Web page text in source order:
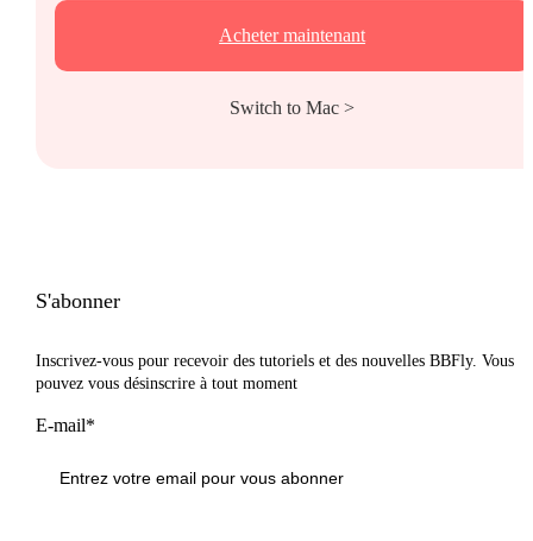
Acheter maintenant
Switch to Mac >
S'abonner
Inscrivez-vous pour recevoir des tutoriels et des nouvelles BBFly. Vous
pouvez vous désinscrire à tout moment
E-mail*